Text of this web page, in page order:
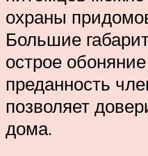
охраны
Большие
острое
преданность
позволяет
дома.